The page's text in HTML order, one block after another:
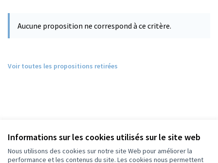
Informations sur les cookies utilisés sur le site web
Nous utilisons des cookies sur notre site Web pour améliorer la
performance et les contenus du site. Les cookies nous permettent
Aucune proposition ne correspond à ce critère.
Voir toutes les propositions retirées